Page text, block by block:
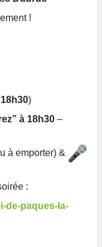
!
)
à 18h30 –
à emporter) &
:
de-paques-la-